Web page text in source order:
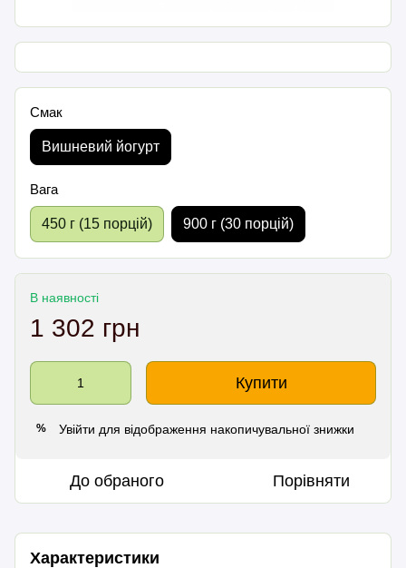
Смак
Вишневий йогурт
Вага
450 г (15 порцій) 900 г (30 порцій)
В наявності
1 302 грн
Купити
% Увійти для відображення накопичувальної знижки
До обраного Порівняти
Характеристики